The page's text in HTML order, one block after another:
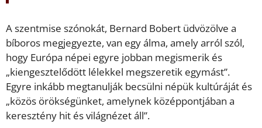
A szentmise szónokát, Bernard Bobert üdvözölve a
bíboros megjegyezte, van egy álma, amely arról szól,
hogy Európa népei egyre jobban megismerik és
„kiengesztelődött lélekkel megszeretik egymást”.
Egyre inkább megtanulják becsülni népük kultúráját és
„közös örökségünket, amelynek középpontjában a
keresztény hit és világnézet áll”.